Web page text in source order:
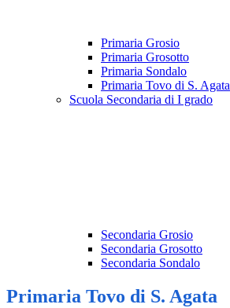
Primaria Grosio
Primaria Grosotto
Primaria Sondalo
Primaria Tovo di S. Agata
Scuola Secondaria di I grado
Secondaria Grosio
Secondaria Grosotto
Secondaria Sondalo
Primaria Tovo di S. Agata